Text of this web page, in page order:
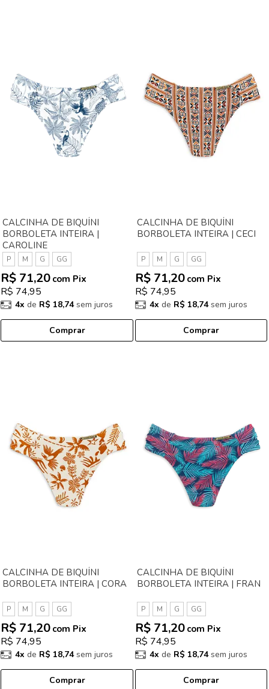
CALCINHA DE BIQUÍNI
BORBOLETA INTEIRA |
CAROLINE
P M G GG
R$ 74,95
R$ 71,20 com Pix
4x de R$ 18,74sem juros
Comprar
CALCINHA DE BIQUÍNI
BORBOLETA INTEIRA | CECI
P M G GG
R$ 74,95
R$ 71,20 com Pix
4x de R$ 18,74sem juros
Comprar
CALCINHA DE BIQUÍNI
BORBOLETA INTEIRA | CORA
P M G GG
R$ 74,95
R$ 71,20 com Pix
4x de R$ 18,74sem juros
Comprar
CALCINHA DE BIQUÍNI
BORBOLETA INTEIRA | FRAN
P M G GG
R$ 74,95
R$ 71,20 com Pix
4x de R$ 18,74sem juros
Comprar